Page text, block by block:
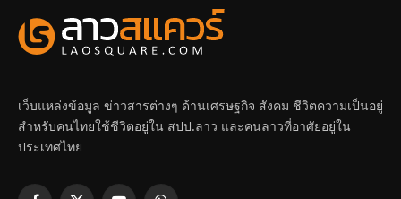
เว็บแหล่งข้อมูล ข่าวสารต่างๆ ด้านเศรษฐกิจ สังคม ชีวิตความเป็นอยู่
สำหรับคนไทยใช้ชีวิตอยู่ใน สปป.ลาว และคนลาวที่อาศัยอยู่ใน
ประเทศไทย